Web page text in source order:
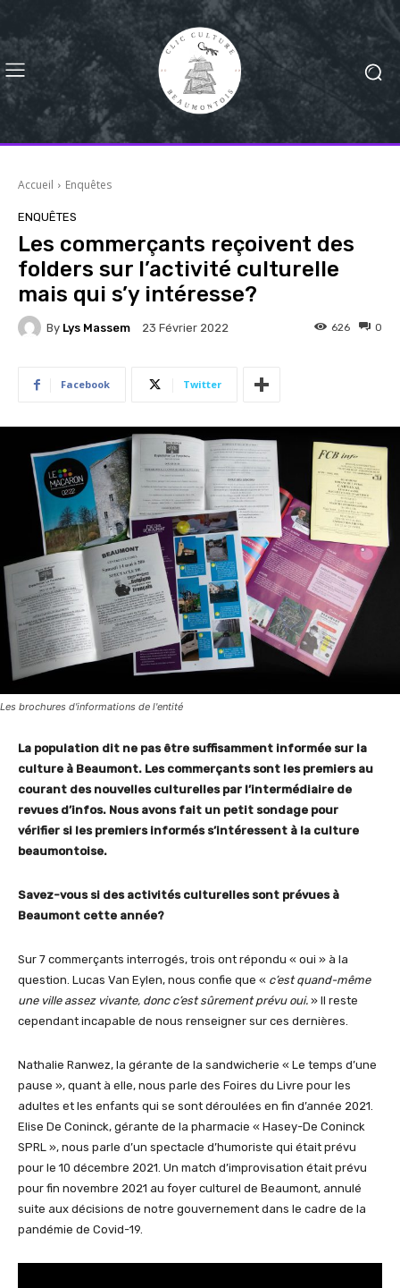
Accueil Enquêtes
ENQUÊTES
Les commerçants reçoivent des
folders sur l’activité culturelle
mais qui s’y intéresse?
By Lys Massem 23 Février 2022 0
626
Facebook Twitter
Les brochures d'informations de l'entité
La population dit ne pas être suffisamment informée sur la
culture à Beaumont. Les commerçants sont les premiers au
courant des nouvelles culturelles par l’intermédiaire de
revues d’infos. Nous avons fait un petit sondage pour
vérifier si les premiers informés s’intéressent à la culture
beaumontoise.
Savez-vous si des activités culturelles sont prévues à
Beaumont cette année?
Sur 7 commerçants interrogés, trois ont répondu « oui » à la
question. Lucas Van Eylen, nous confie que « c’est quand-même
une ville assez vivante, donc c’est sûrement prévu oui. » Il reste
cependant incapable de nous renseigner sur ces dernières.
Nathalie Ranwez, la gérante de la sandwicherie « Le temps d’une
pause », quant à elle, nous parle des Foires du Livre pour les
adultes et les enfants qui se sont déroulées en fin d’année 2021.
Elise De Coninck, gérante de la pharmacie « Hasey-De Coninck
SPRL », nous parle d’un spectacle d’humoriste qui était prévu
pour le 10 décembre 2021. Un match d’improvisation était prévu
pour fin novembre 2021 au foyer culturel de Beaumont, annulé
suite aux décisions de notre gouvernement dans le cadre de la
pandémie de Covid-19.